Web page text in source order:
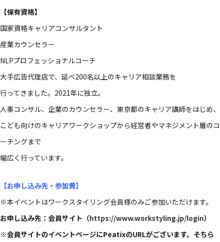
【保有資格】
国家資格キャリアコンサルタント
産業カウンセラー
NLPプロフェッショナルコーチ
大手広告代理店で、延べ200名以上のキャリア相談業務を
行ってきました。2021年に独立。
人事コンサル、企業のカウンセラー、東京都のキャリア講師をはじめ、
こども向けのキャリアワークショップから経営者やマネジメント層のコ
ーチングまで
幅広く行っています。
【お申し込み先・参加費】
※本イベントはワークスタイリング会員様のみご参加いただけます。
お申し込み先：会員サイト（https://www.workstyling.jp/login）
※会員サイトのイベントページにPeatixのURLがございます。そちら